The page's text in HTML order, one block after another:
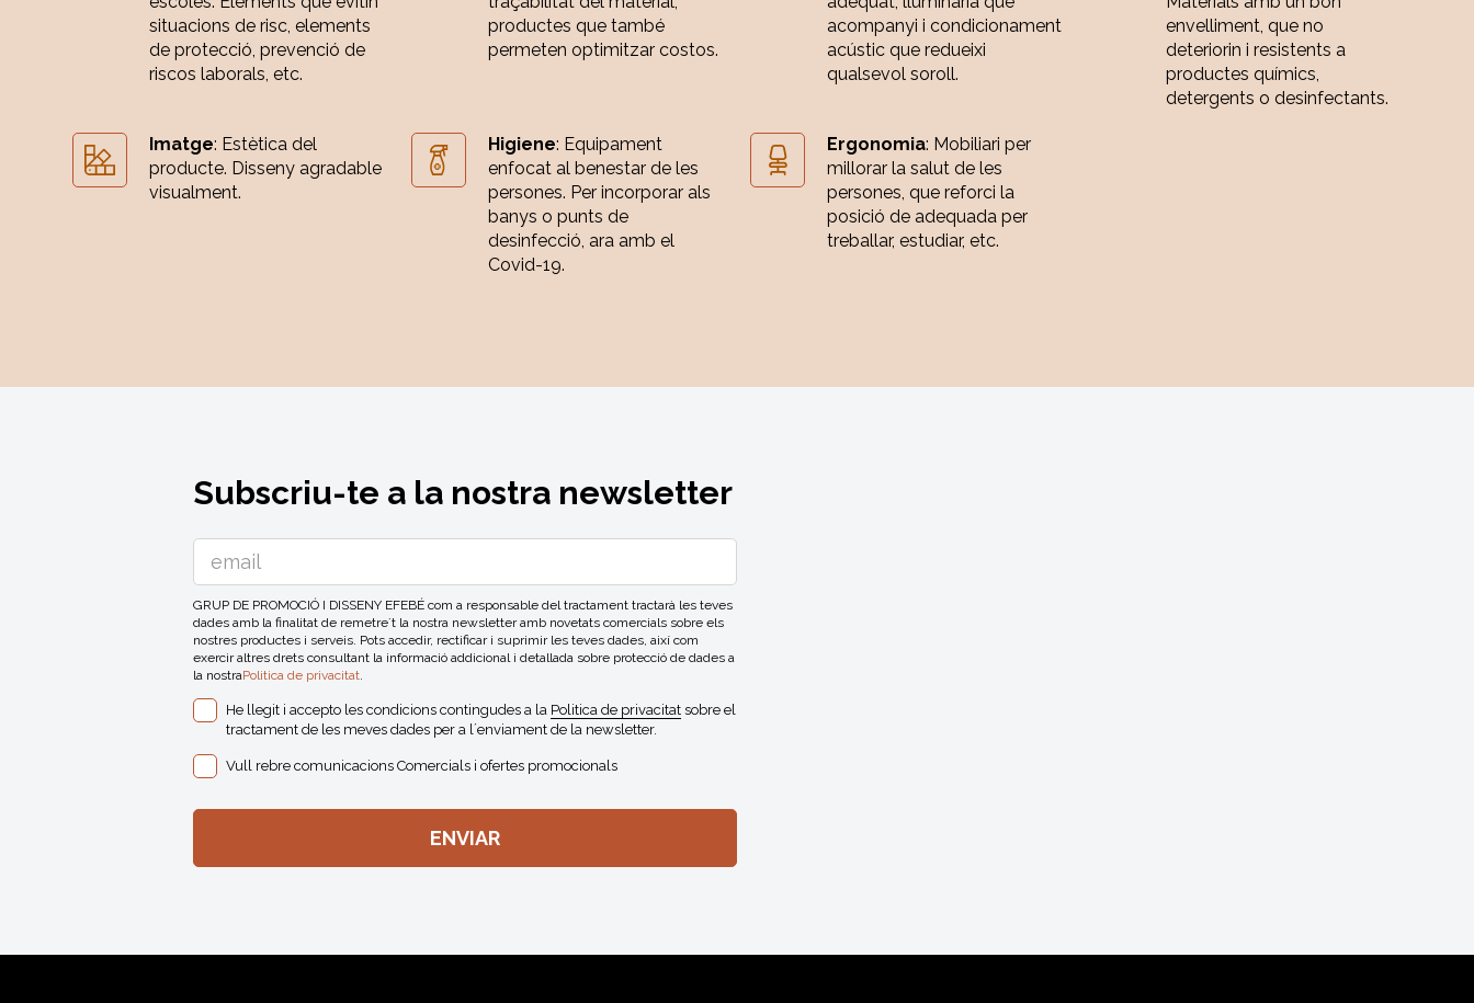
situacions de risc, elements
de protecció, prevenció de
riscos laborals, etc.
productes que també
permeten optimitzar costos.
acompanyi i condicionament
acústic que redueixi
qualsevol soroll.
envelliment, que no
deteriorin i resistents a
productes químics,
detergents o desinfectants.
Imatge: Estètica del
producte. Disseny agradable
visualment.
Higiene: Equipament
enfocat al benestar de les
persones. Per incorporar als
banys o punts de
desinfecció, ara amb el
Covid-19.
Ergonomia: Mobiliari per
millorar la salut de les
persones, que reforci la
posició de adequada per
treballar, estudiar, etc.
Subscriu-te a la nostra newsletter
GRUP DE PROMOCIÓ I DISSENY EFEBÉ com a responsable del tractament tractarà les teves
dades amb la finalitat de remetre´t la nostra newsletter amb novetats comercials sobre els
nostres productes i serveis. Pots accedir, rectificar i suprimir les teves dades, així com
exercir altres drets consultant la informació addicional i detallada sobre protecció de dades a
la nostraPolitica de privacitat.
He llegit i accepto les condicions contingudes a la Politica de privacitatsobre el
tractament de les meves dades per a l´enviament de la newsletter.
Vull rebre comunicacions Comercials i ofertes promocionals